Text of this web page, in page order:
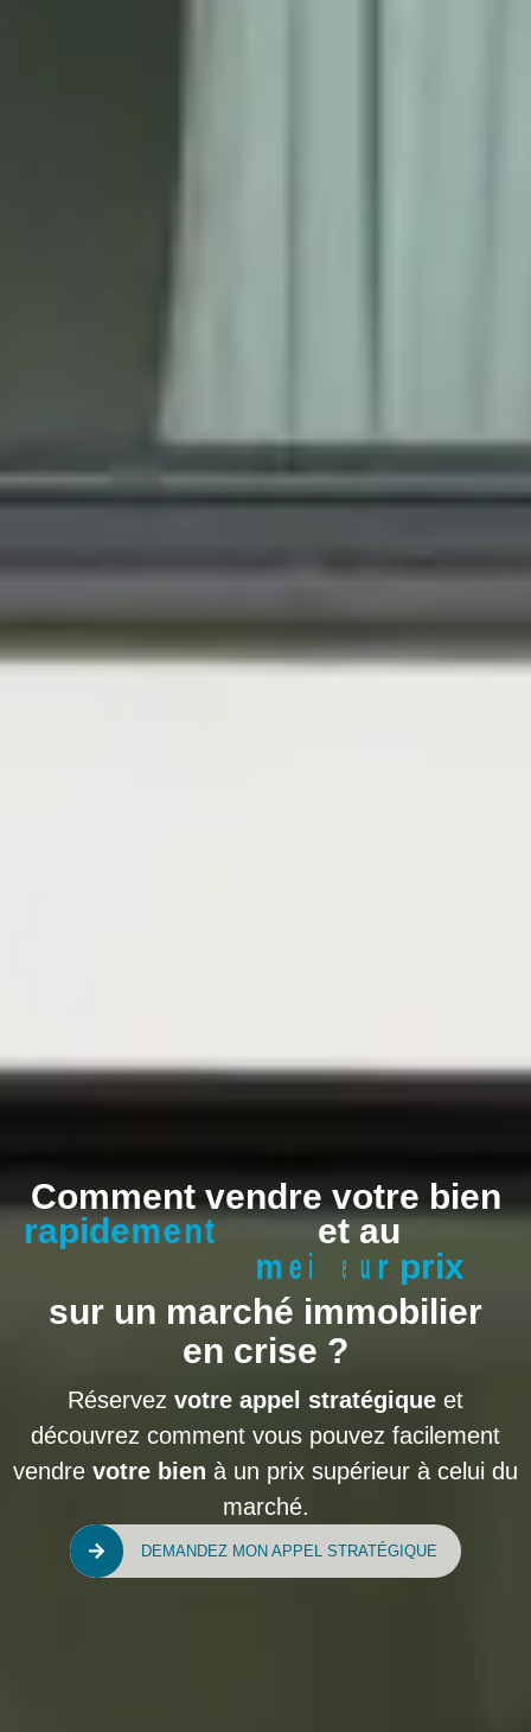
Comment vendre votre bien
r apidement
r apidement
et au
m e i e u r prix
m e i e u r prix
sur un marché immobilier
en crise ?
Réservez votre appel stratégique et
découvrez comment vous pouvez facilement
vendre votre bien à un prix supérieur à celui du
marché.
DEMANDEZ MON APPEL STRATÉGIQUE